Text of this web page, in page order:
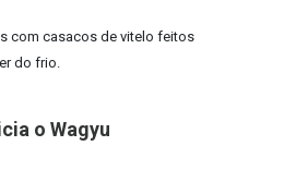
com casacos de vitelo feitos
do frio.
o Wagyu